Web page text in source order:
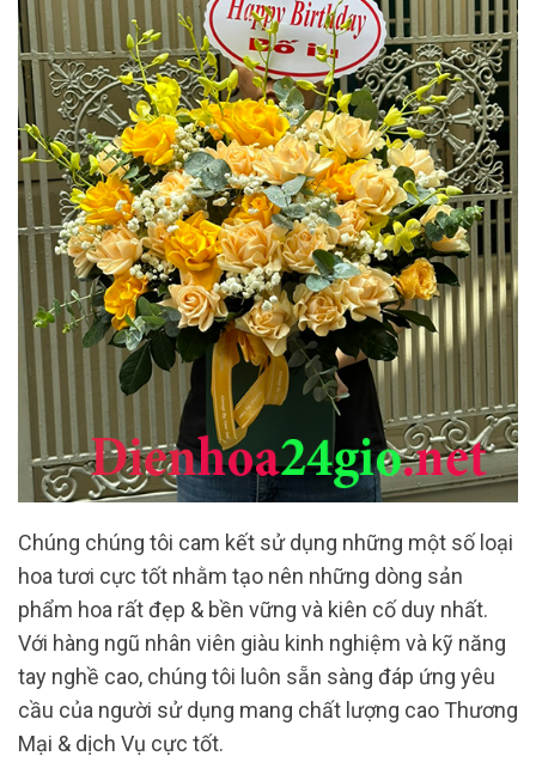
Chúng chúng tôi cam kết sử dụng những một số loại
hoa tươi cực tốt nhằm tạo nên những dòng sản
phẩm hoa rất đẹp & bền vững và kiên cố duy nhất.
Với hàng ngũ nhân viên giàu kinh nghiệm và kỹ năng
tay nghề cao, chúng tôi luôn sẵn sàng đáp ứng yêu
cầu của người sử dụng mang chất lượng cao Thương
Mại & dịch Vụ cực tốt.